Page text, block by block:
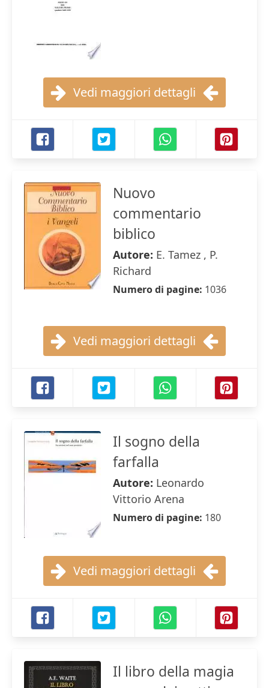
Vedi maggiori dettagli
Nuovo
commentario
biblico
Autore: E. Tamez , P.
Richard
Numero di pagine: 1036
Vedi maggiori dettagli
Il sogno della
farfalla
Autore: Leonardo
Vittorio Arena
Numero di pagine: 180
Vedi maggiori dettagli
Il libro della magia